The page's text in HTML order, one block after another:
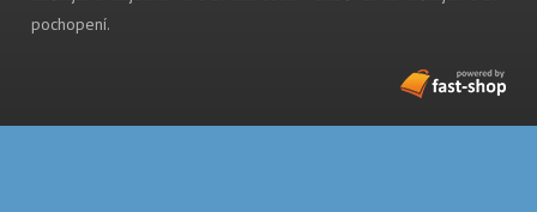
pochopení.